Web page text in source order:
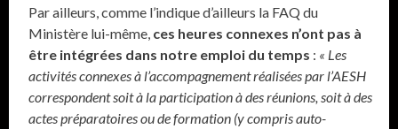
Par ailleurs, comme l’indique d’ailleurs la FAQ du
Ministère lui-même, ces heures connexes n’ont pas à
être intégrées dans notre emploi du temps : « Les
activités connexes à l’accompagnement réalisées par l’AESH
correspondent soit à la participation à des réunions, soit à des
actes préparatoires ou de formation (y compris auto-